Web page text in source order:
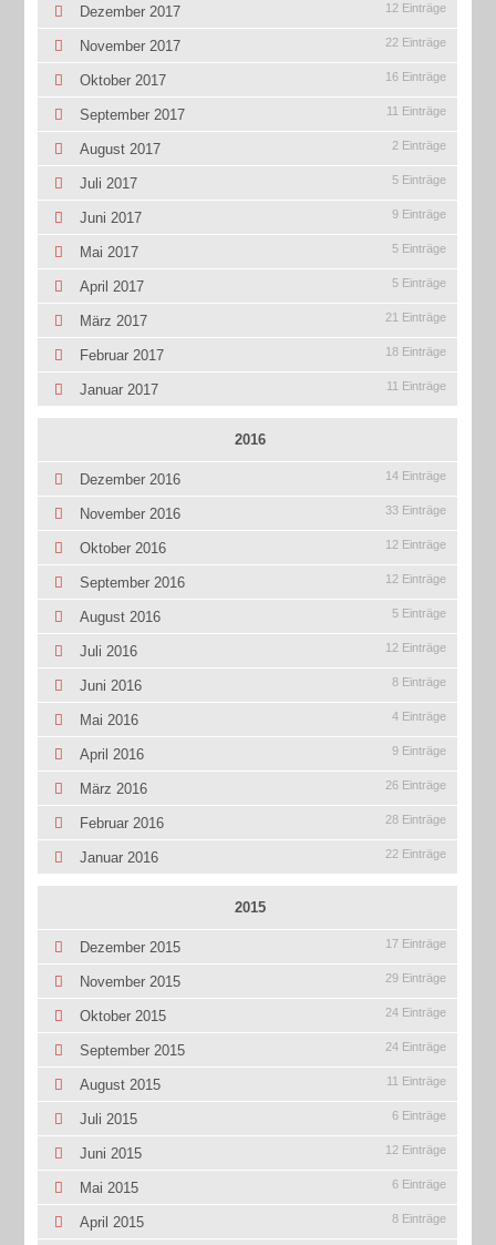
Dezember 2017 12 Einträge
November 2017 22 Einträge
Oktober 2017 16 Einträge
September 2017 11 Einträge
August 2017 2 Einträge
Juli 2017 5 Einträge
Juni 2017 9 Einträge
Mai 2017 5 Einträge
April 2017 5 Einträge
März 2017 21 Einträge
Februar 2017 18 Einträge
Januar 2017 11 Einträge
2016
Dezember 2016 14 Einträge
November 2016 33 Einträge
Oktober 2016 12 Einträge
September 2016 12 Einträge
August 2016 5 Einträge
Juli 2016 12 Einträge
Juni 2016 8 Einträge
Mai 2016 4 Einträge
April 2016 9 Einträge
März 2016 26 Einträge
Februar 2016 28 Einträge
Januar 2016 22 Einträge
2015
Dezember 2015 17 Einträge
November 2015 29 Einträge
Oktober 2015 24 Einträge
September 2015 24 Einträge
August 2015 11 Einträge
Juli 2015 6 Einträge
Juni 2015 12 Einträge
Mai 2015 6 Einträge
April 2015 8 Einträge